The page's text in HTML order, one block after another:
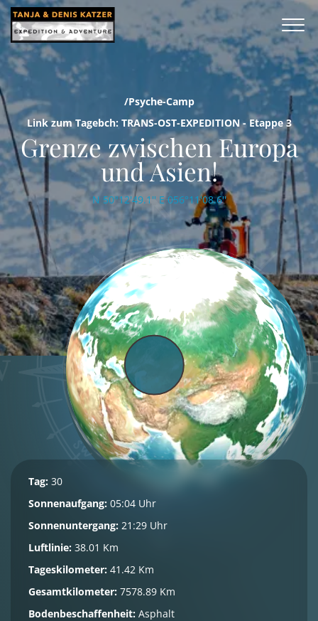
/Psyche-Camp
Link zum Tagebch: TRANS-OST-EXPEDITION - Etappe 3
Grenze zwischen Europa
und Asien!
N 50°12'49.1'' E 056°11'08.6''
Tag: 30
Sonnenaufgang: 05:04 Uhr
Sonnenuntergang: 21:29 Uhr
Luftlinie: 38.01 Km
Tageskilometer: 41.42 Km
Gesamtkilometer: 7578.89 Km
Bodenbeschaffenheit: Asphalt